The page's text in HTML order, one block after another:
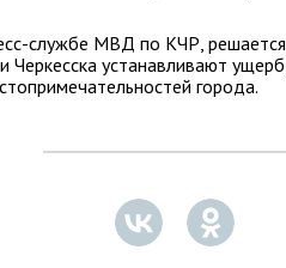
службе МВД по КЧР,
Черкесска устанавливают
города.